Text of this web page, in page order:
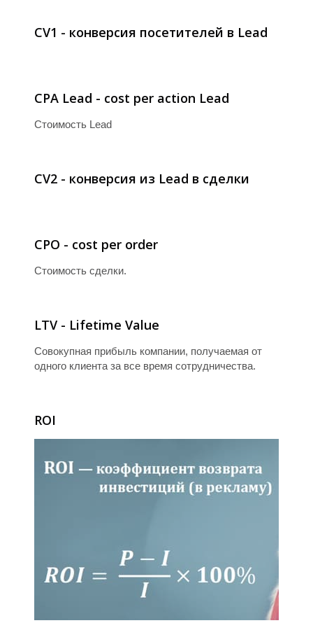
B
O
O
CV1 - конверсия посетителей в Lead
CPA Lead - cost per action Lead
Стоимость Lead
CV2 - конверсия из Lead в сделки
CPO - cost per order
Стоимость сделки.
LTV - Lifetime Value
Совокупная прибыль компании, получаемая от
одного клиента за все время сотрудничества.
ROI